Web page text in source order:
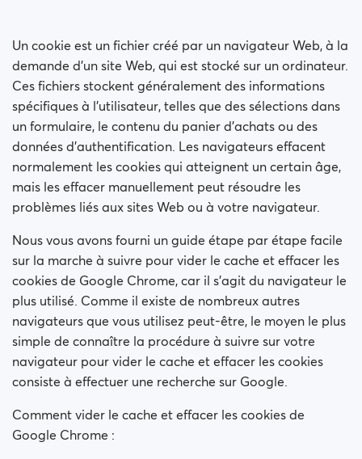
Comment puis-je débloquer une personne ?
Je rencontre des problèmes de site. Que fais-je?
Comment vider le cache et effacer les cookies ?
Comment changer mon âge/nom d'utilisateur?
Profils frauduleux
Quelles adhésions sont disponibles? Puis-je acheter
un abonnement d'une semaine / d'un mois?
Un cookie est un fichier créé par un navigateur Web, à la
demande d’un site Web, qui est stocké sur un ordinateur.
Ces fichiers stockent généralement des informations
spécifiques à l’utilisateur, telles que des sélections dans
un formulaire, le contenu du panier d’achats ou des
données d’authentification. Les navigateurs effacent
normalement les cookies qui atteignent un certain âge,
mais les effacer manuellement peut résoudre les
problèmes liés aux sites Web ou à votre navigateur.
Nous vous avons fourni un guide étape par étape facile
sur la marche à suivre pour vider le cache et effacer les
cookies de Google Chrome, car il s’agit du navigateur le
plus utilisé. Comme il existe de nombreux autres
navigateurs que vous utilisez peut-être, le moyen le plus
simple de connaître la procédure à suivre sur votre
navigateur pour vider le cache et effacer les cookies
consiste à effectuer une recherche sur Google.
Comment vider le cache et effacer les cookies de
Google Chrome :